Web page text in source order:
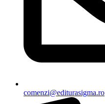
comenzi@editurasigma.ro